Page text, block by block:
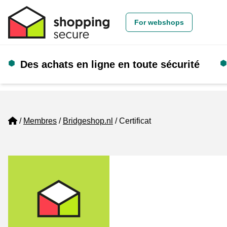
For webshops
Des achats en ligne en toute sécurité
Home
Membres Bridgeshop.nl Certificat